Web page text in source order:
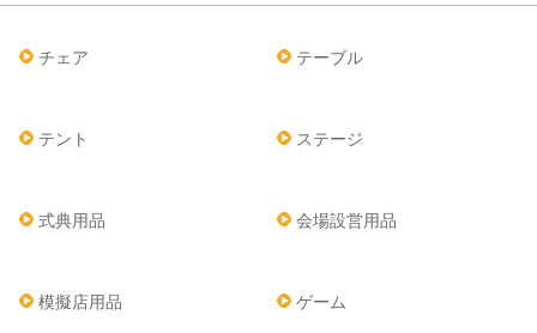
チェア テーブル
テント ステージ
式典用品 会場設営用品
模擬店用品 ゲーム